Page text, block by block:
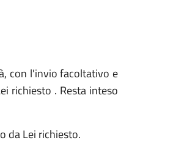
con l'invio facoltativo e
richiesto . Resta inteso
da Lei richiesto.